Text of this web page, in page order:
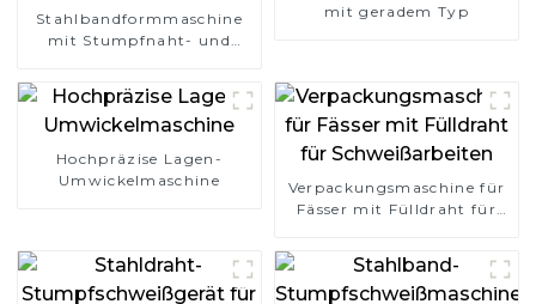
Stahlbandformmaschine
mit Stumpfnaht- und
mit geradem Typ
Hochpräzise Lagen-
Umwickelmaschine
Verpackungsmaschine für
Fässer mit Fülldraht für